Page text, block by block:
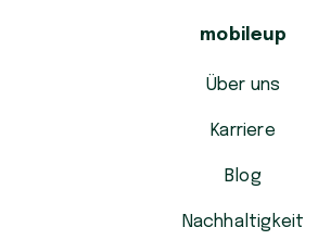
mobileup
Über uns
Karriere
Blog
Nachhaltigkeit